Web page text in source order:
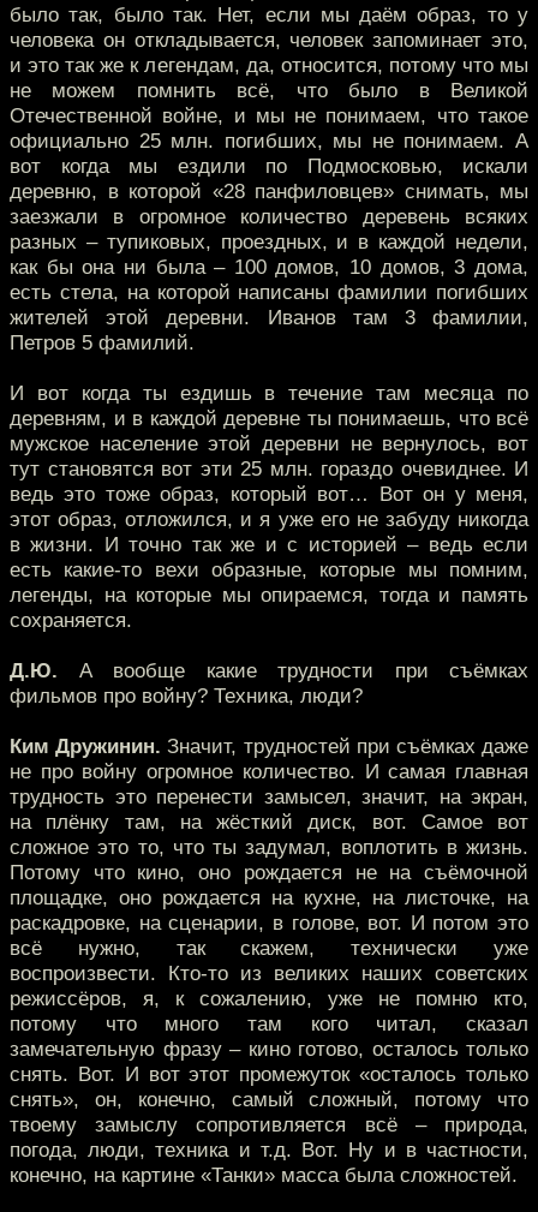
было так, было так. Нет, если мы даём образ, то у
человека он откладывается, человек запоминает это,
и это так же к легендам, да, относится, потому что мы
не можем помнить всё, что было в Великой
Отечественной войне, и мы не понимаем, что такое
официально 25 млн. погибших, мы не понимаем. А
вот когда мы ездили по Подмосковью, искали
деревню, в которой «28 панфиловцев» снимать, мы
заезжали в огромное количество деревень всяких
разных – тупиковых, проездных, и в каждой недели,
как бы она ни была – 100 домов, 10 домов, 3 дома,
есть стела, на которой написаны фамилии погибших
жителей этой деревни. Иванов там 3 фамилии,
Петров 5 фамилий.
И вот когда ты ездишь в течение там месяца по
деревням, и в каждой деревне ты понимаешь, что всё
мужское население этой деревни не вернулось, вот
тут становятся вот эти 25 млн. гораздо очевиднее. И
ведь это тоже образ, который вот… Вот он у меня,
этот образ, отложился, и я уже его не забуду никогда
в жизни. И точно так же и с историей – ведь если
есть какие-то вехи образные, которые мы помним,
легенды, на которые мы опираемся, тогда и память
сохраняется.
Д.Ю. А вообще какие трудности при съёмках
фильмов про войну? Техника, люди?
Ким Дружинин. Значит, трудностей при съёмках даже
не про войну огромное количество. И самая главная
трудность это перенести замысел, значит, на экран,
на плёнку там, на жёсткий диск, вот. Самое вот
сложное это то, что ты задумал, воплотить в жизнь.
Потому что кино, оно рождается не на съёмочной
площадке, оно рождается на кухне, на листочке, на
раскадровке, на сценарии, в голове, вот. И потом это
всё нужно, так скажем, технически уже
воспроизвести. Кто-то из великих наших советских
режиссёров, я, к сожалению, уже не помню кто,
потому что много там кого читал, сказал
замечательную фразу – кино готово, осталось только
снять. Вот. И вот этот промежуток «осталось только
снять», он, конечно, самый сложный, потому что
твоему замыслу сопротивляется всё – природа,
погода, люди, техника и т.д. Вот. Ну и в частности,
конечно, на картине «Танки» масса была сложностей.